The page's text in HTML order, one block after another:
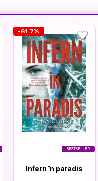
BESTSELLER
-61.7%
Infern în paradis